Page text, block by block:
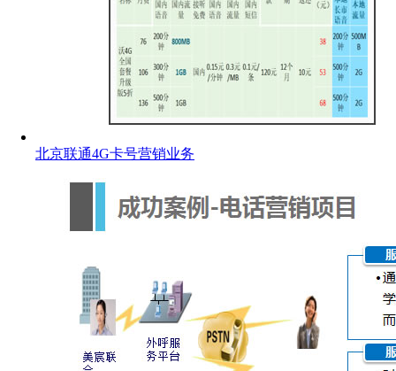
北京联通4G卡号营销业务